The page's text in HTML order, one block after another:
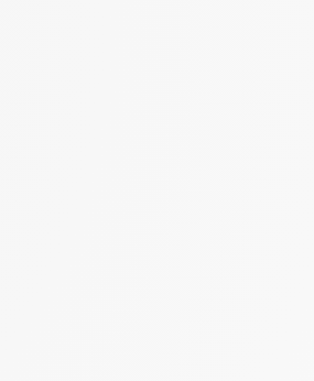
garantissant la conformité avec